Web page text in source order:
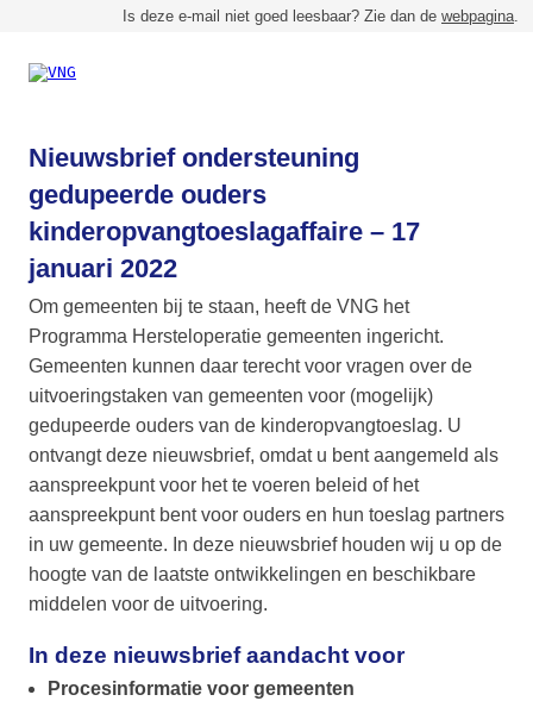
Is deze e-mail niet goed leesbaar? Zie dan de webpagina.
Nieuwsbrief ondersteuning
gedupeerde ouders
kinderopvangtoeslagaffaire – 17
januari 2022
Om gemeenten bij te staan, heeft de VNG het
Programma Hersteloperatie gemeenten ingericht.
Gemeenten kunnen daar terecht voor vragen over de
uitvoeringstaken van gemeenten voor (mogelijk)
gedupeerde ouders van de kinderopvangtoeslag. U
ontvangt deze nieuwsbrief, omdat u bent aangemeld als
aanspreekpunt voor het te voeren beleid of het
aanspreekpunt bent voor ouders en hun toeslag partners
in uw gemeente. In deze nieuwsbrief houden wij u op de
hoogte van de laatste ontwikkelingen en beschikbare
middelen voor de uitvoering.
In deze nieuwsbrief aandacht voor
Procesinformatie voor gemeenten